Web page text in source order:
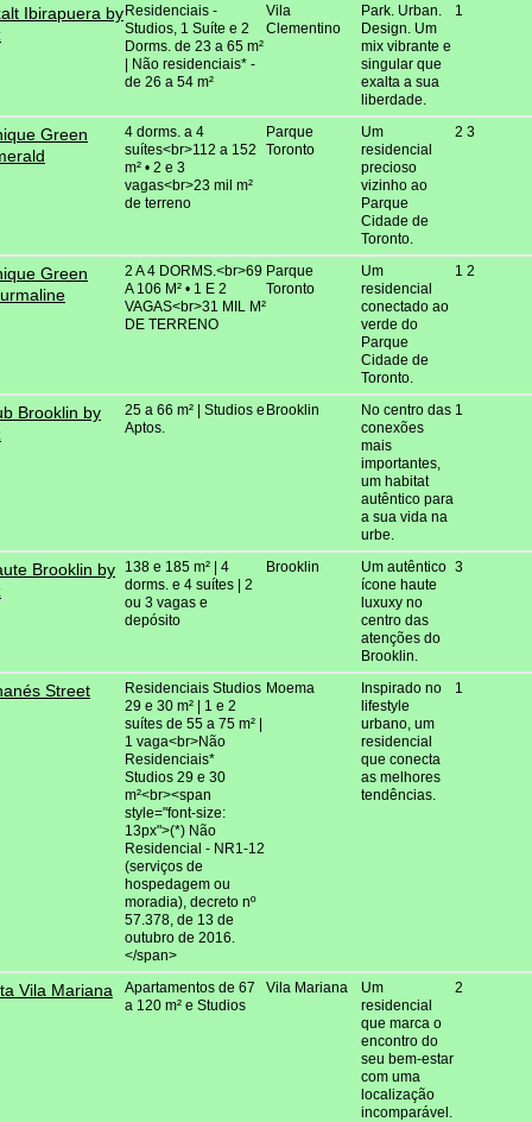
Ibirapuera byResidenciais -
Studios, 1 Suíte e 2
Dorms. de 23 a 65 m²
| Não residenciais* -
de 26 a 54 m²
Vila
Clementino
Park. Urban.
Design. Um
mix vibrante e
singular que
exalta a sua
liberdade.
1
Green
4 dorms. a 4
suítes<br>112 a 152
m² • 2 e 3
vagas<br>23 mil m²
de terreno
Parque
Toronto
Um
residencial
precioso
vizinho ao
Parque
Cidade de
Toronto.
2 3
Green
2 A 4 DORMS.<br>69
A 106 M² • 1 E 2
VAGAS<br>31 MIL M²
DE TERRENO
Parque
Toronto
Um
residencial
conectado ao
verde do
Parque
Cidade de
Toronto.
1 2
Brooklin by
25 a 66 m² | Studios e
Aptos.
Brooklin
No centro das
conexões
mais
importantes,
um habitat
autêntico para
a sua vida na
urbe.
1
Brooklin by
138 e 185 m² | 4
dorms. e 4 suítes | 2
ou 3 vagas e
depósito
Brooklin
Um autêntico
ícone haute
luxuxy no
centro das
atenções do
Brooklin.
3
Street
Residenciais Studios
29 e 30 m² | 1 e 2
suítes de 55 a 75 m² |
1 vaga<br>Não
Residenciais*
Studios 29 e 30
m²<br><span
style="font-size:
13px">(*) Não
Residencial - NR1-12
(serviços de
hospedagem ou
moradia), decreto nº
57.378, de 13 de
outubro de 2016.
</span>
Moema
Inspirado no
lifestyle
urbano, um
residencial
que conecta
as melhores
tendências.
1
Vila Mariana
Apartamentos de 67
a 120 m² e Studios
Vila Mariana
Um
residencial
que marca o
encontro do
seu bem-estar
com uma
localização
incomparável.
2